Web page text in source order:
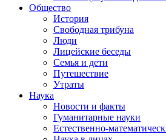
Общество
История
Свободная трибуна
Люди
Лицейские беседы
Семья и дети
Путешествие
Утраты
Наука
Новости и факты
Гуманитарные науки
Естественно-